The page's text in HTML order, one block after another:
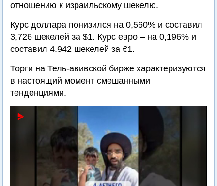
отношению к израильскому шекелю.
Курс доллара понизился на 0,560% и составил
3,726 шекелей за $1. Курс евро – на 0,196% и
составил 4.942 шекелей за €1.
Торги на Тель-авивской бирже характеризуются
в настоящий момент смешанными
тенденциями.